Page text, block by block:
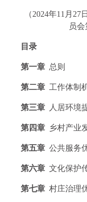
（2024年11月
员
目录
第一章总则
第二章工作体制
第三章人居环境
第四章 乡村产业
第五章公共服务
第六章文化保护
第七章 村庄治理